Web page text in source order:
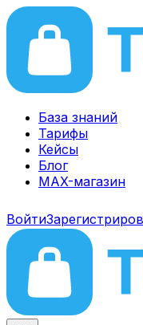
База знаний
Тарифы
Кейсы
Блог
MAX-магазин
Войти